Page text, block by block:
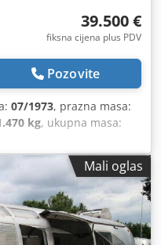
39.500 €
fiksna cijena plus PDV
Pozovite
07/1973, prazna masa:
kg, ukupna masa:
,
Mali oglas